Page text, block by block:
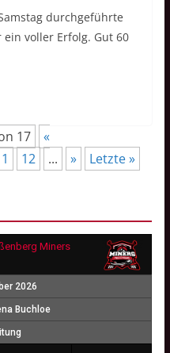
durchgeführte
ein voller Erfolg. Gut 60
17
«
12 ... » Letzte »
Miners
2026
Buchloe